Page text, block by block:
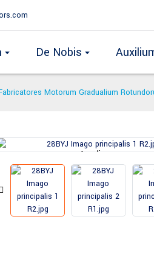
De Nobis
Motorum Gradualium
Loading...
Loading...